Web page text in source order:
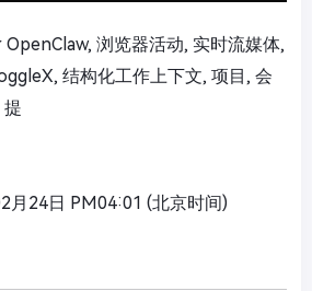
OpenClaw, 浏览器活动, 实时流媒体,
结构化工作上下文, 项目, 会
提
月24日 PM04:01 (北京时间)